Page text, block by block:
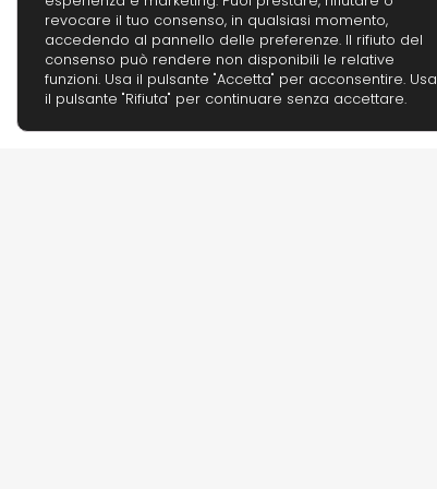
revocare il tuo consenso, in qualsiasi momento,
accedendo al pannello delle preferenze. Il rifiuto del
consenso può rendere non disponibili le relative
funzioni. Usa il pulsante "Accetta" per acconsentire. Usa
il pulsante "Rifiuta" per continuare senza accettare.